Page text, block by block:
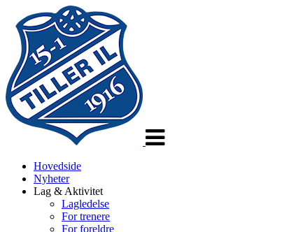
Hovedside
Nyheter
Lag & Aktivitet
Lagledelse
For trenere
For foreldre